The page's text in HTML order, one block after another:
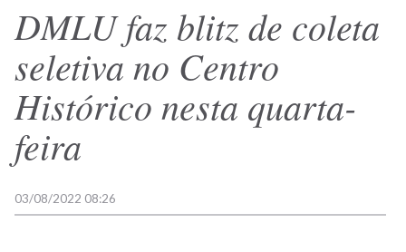
DMLU faz blitz de coleta
seletiva no Centro
Histórico nesta quarta-
feira
03/08/2022 08:26